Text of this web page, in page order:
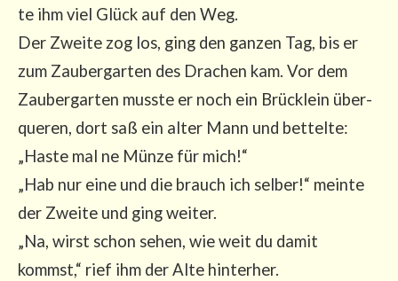
te ihm viel Glück auf den Weg.
Der Zwei­te zog los, ging den gan­zen Tag, bis er
zum Zau­ber­gar­ten des Dra­chen kam. Vor dem
Zau­ber­gar­ten muss­te er noch ein Brück­lein über­
que­ren, dort saß ein alter Mann und bet­tel­te:
„Has­te mal ne Mün­ze für mich!“
„Hab nur eine und die brauch ich sel­ber!“ mein­te
der Zwei­te und ging wei­ter.
„Na, wirst schon sehen, wie weit du damit
kommst,“ rief ihm der Alte hin­ter­her.